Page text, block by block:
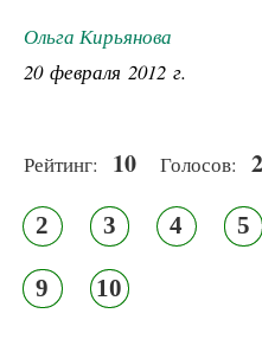
Ольга Кирьянова
20 февраля 2012 г.
Рейтинг: 10 Голосов:
2 3 4 5
9 10